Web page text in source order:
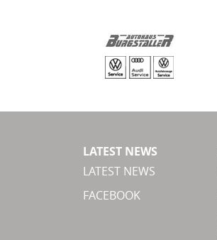
LATEST NEWS
LATEST NEWS
FACEBOOK